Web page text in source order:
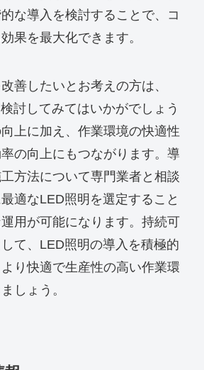
な導入を検討することで、コ
果を最大化できます。
善したいとお考えの方は、
討してみてはいかがでしょう
上に加え、作業環境の快適性
の向上にもつながります。導
方法について専門業者と相談
適なLED照明を選定すること
用が可能になります。持続可
て、LED照明の導入を積極的
り快適で生産性の高い作業環
しょう。